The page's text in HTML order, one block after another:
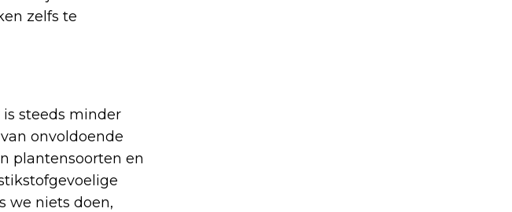
zelfs te
steeds minder
onvoldoende
plantensoorten en
we niets doen,